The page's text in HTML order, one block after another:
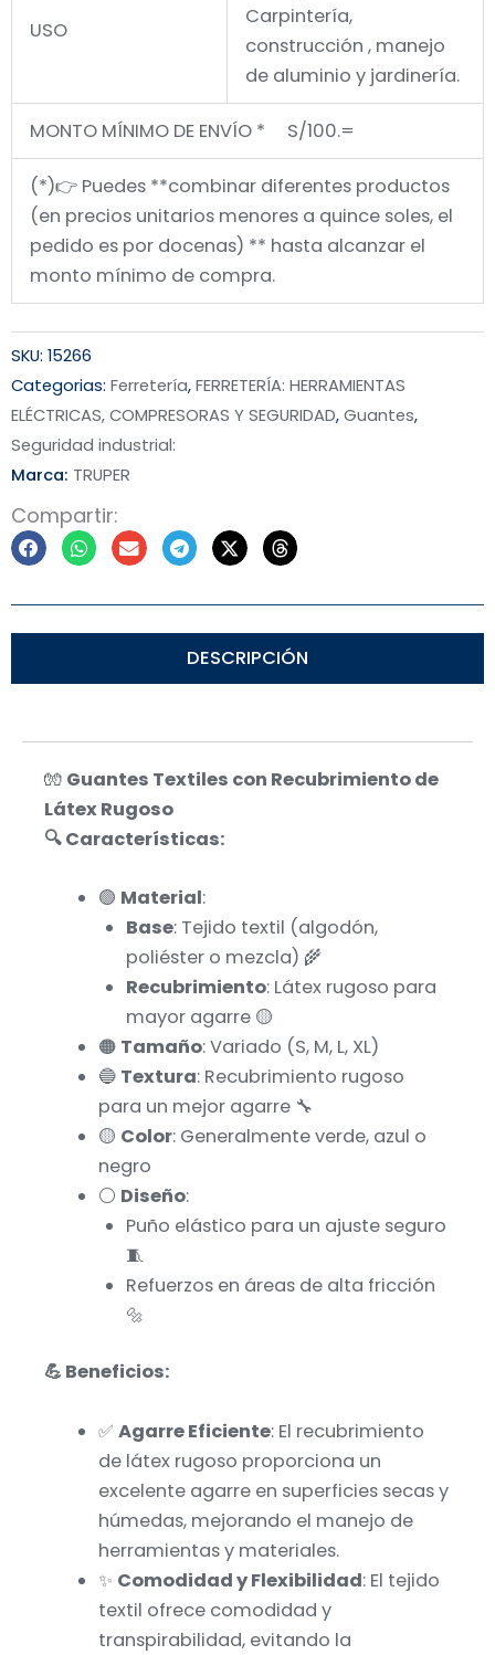
USO
Carpintería,
construcción , manejo
de aluminio y jardinería.
MONTO MÍNIMO DE ENVÍO * S/100.=
(*)👉 Puedes **combinar diferentes productos
(en precios unitarios menores a quince soles, el
pedido es por docenas) ** hasta alcanzar el
monto mínimo de compra.
SKU: 15266
Categorias: Ferretería,FERRETERÍA: HERRAMIENTAS
ELÉCTRICAS, COMPRESORAS Y SEGURIDAD,Guantes,
Seguridad industrial:
Marca: TRUPER
Compartir:
DESCRIPCIÓN
🧤 Guantes Textiles con Recubrimiento de
Látex Rugoso
🔍 Características:
🟢 Material:
Base: Tejido textil (algodón,
poliéster o mezcla) 🌾
Recubrimiento: Látex rugoso para
mayor agarre 🟡
🟠 Tamaño: Variado (S, M, L, XL)
🔵 Textura: Recubrimiento rugoso
para un mejor agarre 🔧
🟡 Color: Generalmente verde, azul o
negro
⚪ Diseño:
Puño elástico para un ajuste seguro
🧵
Refuerzos en áreas de alta fricción
🔩
💪 Beneficios:
✅Agarre Eficiente: El recubrimiento
de látex rugoso proporciona un
excelente agarre en superficies secas y
húmedas, mejorando el manejo de
herramientas y materiales.
✨ Comodidad y Flexibilidad: El tejido
textil ofrece comodidad y
transpirabilidad, evitando la